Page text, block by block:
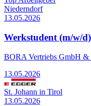
Niederndorf
13.05.2026
Werkstudent (m/w/
BORA Vertriebs GmbH
13.05.2026
St. Johann in Tirol
13.05.2026